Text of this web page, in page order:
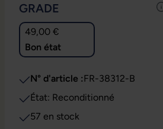
SÉLECTIONNEZ
GRADE
49,00 €
Bon état
N° d'article :FR-38312-B
État: Reconditionné
57 en stock